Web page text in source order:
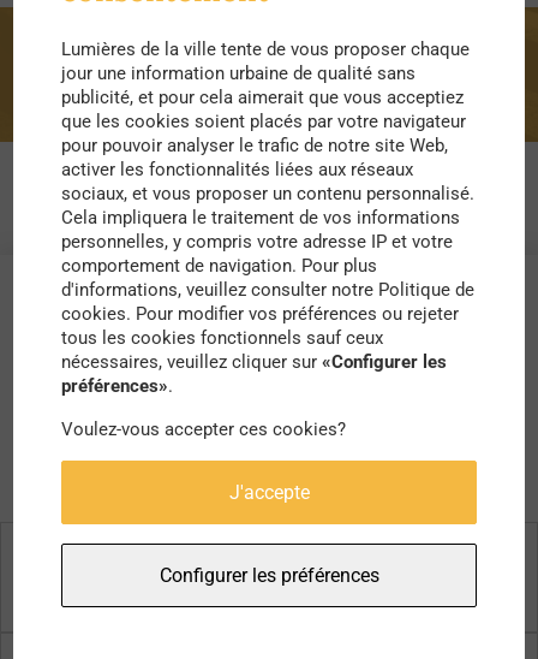
grafitti
Lumières de la ville tente de vous proposer chaque
jour une information urbaine de qualité sans
publicité, et pour cela aimerait que vous acceptiez
que les cookies soient placés par votre navigateur
pour pouvoir analyser le trafic de notre site Web,
activer les fonctionnalités liées aux réseaux
sociaux, et vous proposer un contenu personnalisé.
Cela impliquera le traitement de vos informations
personnelles, y compris votre adresse IP et votre
comportement de navigation. Pour plus
d'informations, veuillez consulter notre Politique de
cookies. Pour modifier vos préférences ou rejeter
tous les cookies fonctionnels sauf ceux
nécessaires, veuillez cliquer sur«Configurer les
préférences».
Voulez-vous accepter ces cookies?
J'accepte
Configurer les préférences